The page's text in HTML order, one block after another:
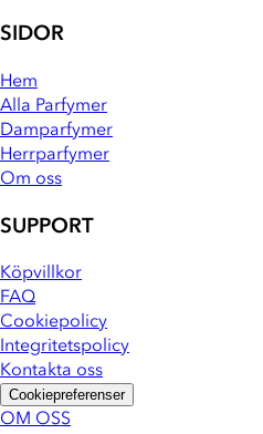
SIDOR
Hem
Alla Parfymer
Damparfymer
Herrparfymer
Om oss
SUPPORT
Köpvillkor
FAQ
Cookiepolicy
Integritetspolicy
Kontakta oss
Cookiepreferenser
OM OSS